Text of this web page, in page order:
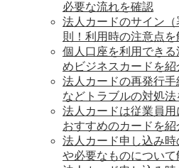
必要な流れを確認
法人カードのサイン
則！利用時の注意点を
個人口座を利用でき
めビジネスカードを紹
法人カードの再発行
などトラブルの対処法
法人カードは従業員
おすすめのカードを紹
法人カード申し込み
や必要なものについて